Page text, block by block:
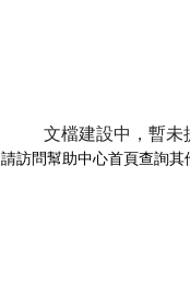
文檔建設中，暫
請訪問幫助中心首頁查詢